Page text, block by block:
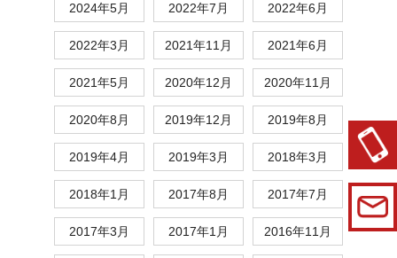
2024年5月 2022年7月 2022年6月
2022年3月 2021年11月 2021年6月
2021年5月 2020年12月 2020年11月
2020年8月 2019年12月 2019年8月
2019年4月 2019年3月 2018年3月
2018年1月 2017年8月 2017年7月
2017年3月 2017年1月 2016年11月